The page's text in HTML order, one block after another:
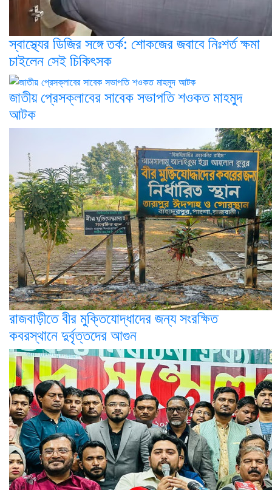
স্বাস্থ্যের ডিজির সঙ্গে তর্ক: শোকজের জবাবে নিঃশর্ত ক্ষমা
চাইলেন সেই চিকিৎসক
জাতীয় প্রেসক্লাবের সাবেক সভাপতি শওকত মাহমুদ
আটক
রাজবাড়ীতে বীর মুক্তিযোদ্ধাদের জন্য সংরক্ষিত
কবরস্থানে দুর্বৃত্তদের আগুন